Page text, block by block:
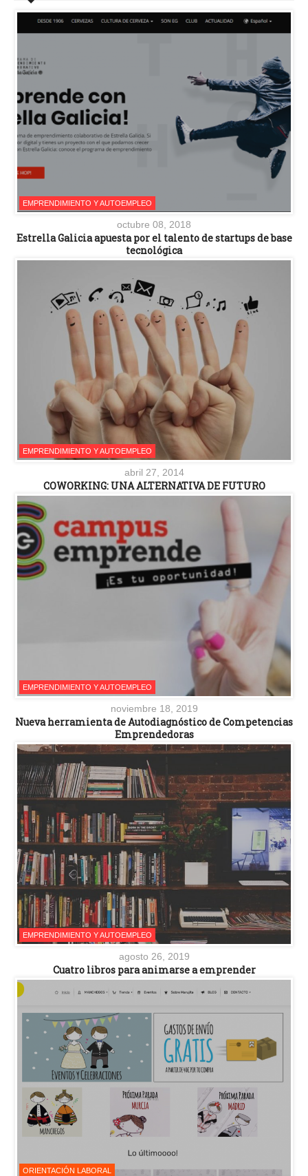
EMPRENDIMIENTO Y AUTOEMPLEO
octubre 08, 2018
Estrella Galicia apuesta por el talento de startups de base
tecnológica
EMPRENDIMIENTO Y AUTOEMPLEO
abril 27, 2014
COWORKING: UNA ALTERNATIVA DE FUTURO
EMPRENDIMIENTO Y AUTOEMPLEO
noviembre 18, 2019
Nueva herramienta de Autodiagnóstico de Competencias
Emprendedoras
EMPRENDIMIENTO Y AUTOEMPLEO
agosto 26, 2019
Cuatro libros para animarse a emprender
ORIENTACIÓN LABORAL